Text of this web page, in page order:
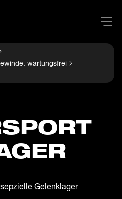
wartungsfrei
Gelenklager